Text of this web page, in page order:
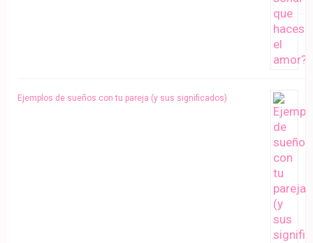
Ejemplos de sueños con tu pareja (y sus significados)